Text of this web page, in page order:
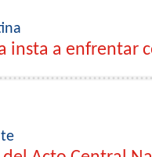
insta a enfrentar